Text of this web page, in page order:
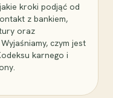
kroki podjąć od
z bankiem,
oraz
czym jest
karnego i